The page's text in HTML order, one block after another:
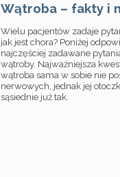
Wątroba – fakty i
Wielu pacjentów zadaje
jak jest chora? Poniżej
najczęściej zadawane
wątroby. Najważniejsza
wątroba sama w sobie nie
nerwowych, jednak jej
sąsiednie już tak.